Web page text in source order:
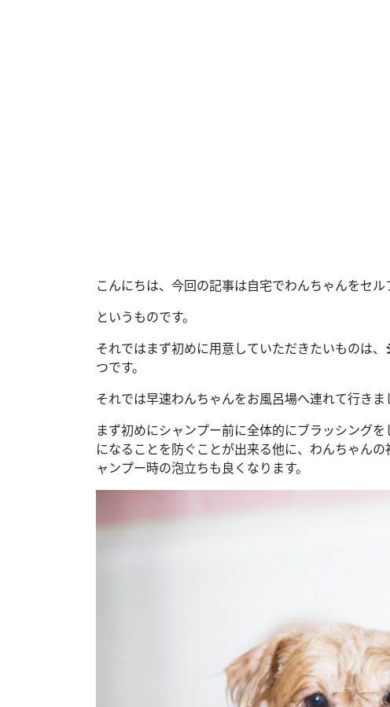
こんにちは、今回の記事は自宅でわんちゃんをセル
というものです。
それではまず初めに用意していただきたいものは、
つです。
それでは早速わんちゃんをお風呂場へ連れて行きま
まず初めにシャンプー前に全体的にブラッシング
になることを防ぐことが出来る他に、わんちゃん
ャンプー時の泡立ちも良くなります。